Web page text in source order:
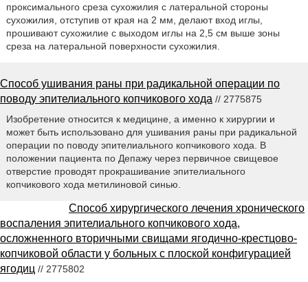
проксимального среза сухожилия с латеральной стороны
сухожилия, отступив от края на 2 мм, делают вход иглы,
прошивают сухожилие с выходом иглы на 2,5 см выше зоны
среза на латеральной поверхности сухожилия.
Способ ушивания раны при радикальной операции по
поводу эпителиального копчикового хода // 2775875
Изобретение относится к медицине, а именно к хирургии и
может быть использовано для ушивания раны при радикальной
операции по поводу эпителиального копчикового хода. В
положении пациента по Депажу через первичное свищевое
отверстие проводят прокрашивание эпителиального
копчикового хода метилиновой синью.
Способ хирургического лечения хронического
воспаления эпителиального копчикового хода,
осложненного вторичными свищами ягодично-крестцово-
копчиковой области у больных с плоской конфигурацией
ягодиц // 2775802